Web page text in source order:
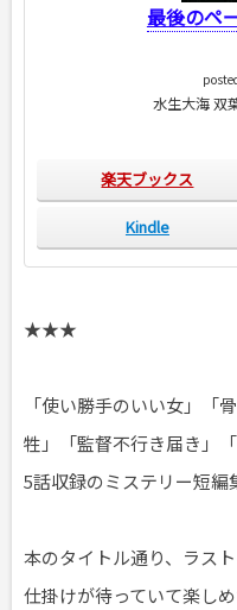
最後のペ
水生大海 双
楽天ブックス
Kindle
★★★
「使い勝手のいい女」「
牲」「監督不行き届き」
5話収録のミステリー短編
本のタイトル通り、ラス
仕掛けが待っていて楽しめ